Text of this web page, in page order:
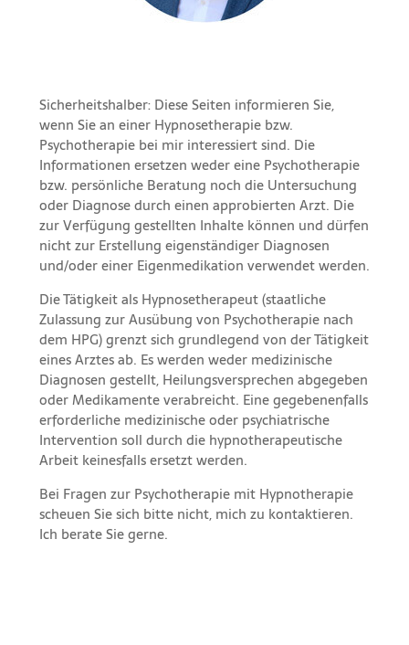
Sicherheitshalber: Diese Seiten informieren Sie,
wenn Sie an einer Hypnosetherapie bzw.
Psychotherapie bei mir interessiert sind. Die
Informationen ersetzen weder eine Psychotherapie
bzw. persönliche Beratung noch die Untersuchung
oder Diagnose durch einen approbierten Arzt. Die
zur Verfügung gestellten Inhalte können und dürfen
nicht zur Erstellung eigenständiger Diagnosen
und/oder einer Eigenmedikation verwendet werden.
Die Tätigkeit als Hypnosetherapeut (staatliche
Zulassung zur Ausübung von Psychotherapie nach
dem HPG) grenzt sich grundlegend von der Tätigkeit
eines Arztes ab. Es werden weder medizinische
Diagnosen gestellt, Heilungsversprechen abgegeben
oder Medikamente verabreicht. Eine gegebenenfalls
erforderliche medizinische oder psychiatrische
Intervention soll durch die hypnotherapeutische
Arbeit keinesfalls ersetzt werden.
Bei Fragen zur Psychotherapie mit Hypnotherapie
scheuen Sie sich bitte nicht, mich zu kontaktieren.
Ich berate Sie gerne.